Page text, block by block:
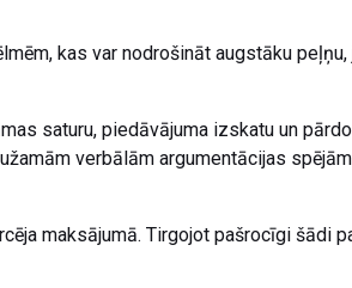
kas var nodrošināt augstāku peļņu,
saturu, piedāvājuma izskatu un
verbālām argumentācijas
maksājumā. Tirgojot pašrocīgi šādi